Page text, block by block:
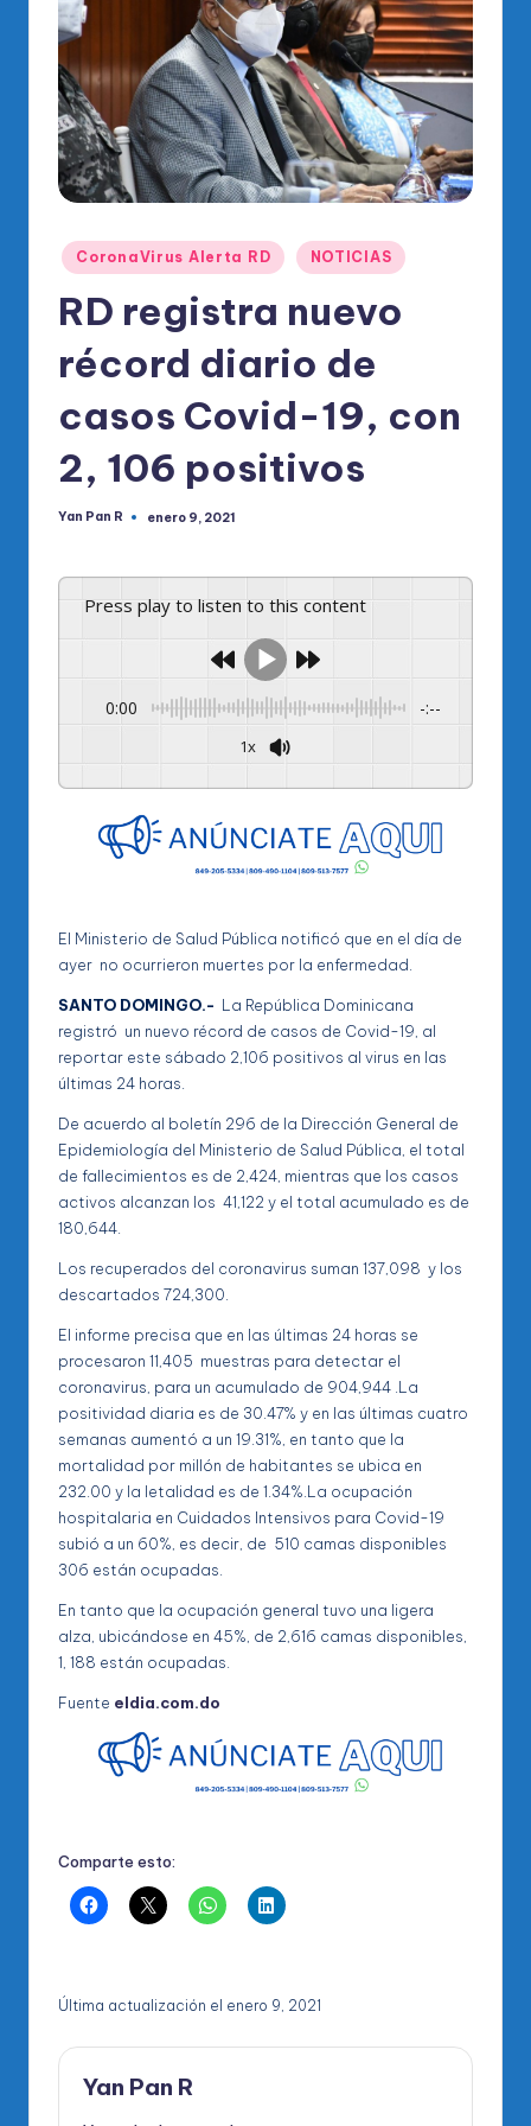
di
o
O
fi
al
el
R
M
Publicado
en
CoronaVirus Alerta RD NOTICIAS
RD registra nuevo
récord diario de
casos Covid-19, con
2, 106 positivos
Publicado
Yan Pan R enero 9, 2021
Press play to listen to this content
0:00 -:--
1x
Powered By
El Ministerio de Salud Pública notificó que en el día de
ayer no ocurrieron muertes por la enfermedad.
SANTO DOMINGO.- La República Dominicana
registró un nuevo récord de casos de Covid-19, al
reportar este sábado 2,106 positivos al virus en las
últimas 24 horas.
De acuerdo al boletín 296 de la Dirección General de
Epidemiología del Ministerio de Salud Pública, el total
de fallecimientos es de 2,424, mientras que los casos
activos alcanzan los 41,122 y el total acumulado es de
180,644.
Los recuperados del coronavirus suman 137,098 y los
descartados 724,300.
El informe precisa que en las últimas 24 horas se
procesaron 11,405 muestras para detectar el
coronavirus, para un acumulado de 904,944 .La
positividad diaria es de 30.47% y en las últimas cuatro
semanas aumentó a un 19.31%, en tanto que la
mortalidad por millón de habitantes se ubica en
232.00 y la letalidad es de 1.34%.La ocupación
hospitalaria en Cuidados Intensivos para Covid-19
subió a un 60%, es decir, de 510 camas disponibles
306 están ocupadas.
En tanto que la ocupación general tuvo una ligera
alza, ubicándose en 45%, de 2,616 camas disponibles,
1, 188 están ocupadas.
Fuente eldia.com.do
Comparte esto:
Última actualización el enero 9, 2021
Yan Pan R